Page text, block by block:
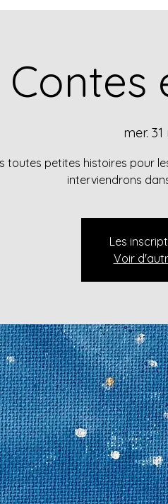
Contes
mer.
toutes petites histoires pour
interviendrons
Les
Voir